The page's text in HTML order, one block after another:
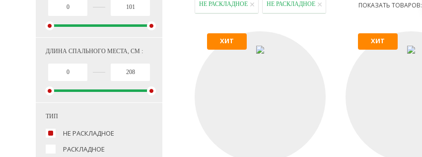
ДЛИНА СПАЛЬНОГО МЕСТА, СМ :
ТИП
НЕ РАСКЛАДНОЕ
РАСКЛАДНОЕ
НЕ РАСКЛАДНОЕ НЕ РАСКЛАДНОЕ ПОКАЗАТЬ ТОВАРОВ:
ХИТ ХИТ